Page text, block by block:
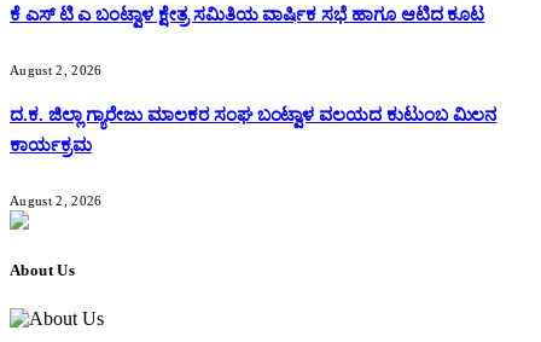
ಕೆ ಎಸ್ ಟಿ ಎ ಬಂಟ್ವಾಳ ಕ್ಷೇತ್ರ ಸಮಿತಿಯ ವಾರ್ಷಿಕ ಸಭೆ ಹಾಗೂ ಆಟಿದ ಕೂಟ
August 2, 2026
ದ.ಕ. ಜಿಲ್ಲಾ ಗ್ಯಾರೇಜು ಮಾಲಕರ ಸಂಘ ಬಂಟ್ವಾಳ ವಲಯದ ಕುಟುಂಬ ಮಿಲನ
ಕಾರ್ಯಕ್ರಮ
August 2, 2026
About Us